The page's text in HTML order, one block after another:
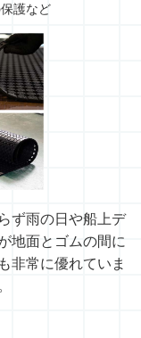
護など
ず雨の日や船上デ
地面とゴムの間に
非常に優れていま